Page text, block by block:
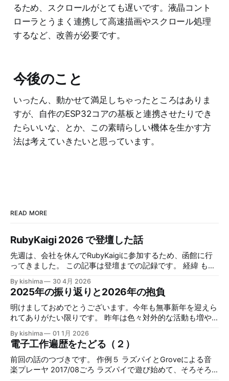
るため、スクロールがとても遅いです。液晶コント
ローラとうまく連携して高速描画やスクロール処理
するなど、改善が必要です。
今後のこと
いったん、動かせて満足しちゃったところはありま
すが、自作のESP32コアの基板と連携させたりでき
たらいいな、とか、この素晴らしい機体を生かす方
法は考えていきたいと思っています。
READ MORE
RubyKaigi 2026 で登壇した話
先週は、会社を休んでRubyKaigiに参加するため、函館に行
ってきました。 この記事は登壇までの記録です。 経緯 もと
のRubyKaigiでした。ただちょうどCOVID-19の拡大の時期と
被ってしまい、キャンセルされて、RubyKaigi Takeout 2020
として実施されました。 以下はその時の資料です。 now-is-
the-time-to-create-your-own-mruby-computerfrom
てしまいました。その後、仕事の方もCOVID-19の影響もあ
り、色々とどたばたして、転職したり、結婚したり、など趣
味の時間を取れない時期が数年続きました。 生活もやっと
落ち着いてきた2025年から本格的に個人プロジェクトを再
By kishima 30 4月 2026
2025年の振り返りと2026年の抱負
明けましておめでとうございます。今年も無事新年を迎えら
れてありがたい限りです。 昨年は色々対外的な活動も増や
で、活発な一年だったと思います。 今年は仕事始めて２０
周年でもありますし、色々頑張り時な年だと思うので、抱負
と合わせて、昨年の振り返りを残しておきたいと思います。
2025年振り返り 2025年は、４月までは仕事のほうがかなり
By kishima 01 1月 2026
電子工作遍歴をたどる（２）
前回の話のつづきです。 作例５ ラズパイとGroveによる音
楽プレーヤ 2017/08ごろ ラズパイで遊び始めて、そろそろ